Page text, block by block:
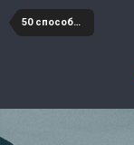
50 способов познакомиться и понравиться